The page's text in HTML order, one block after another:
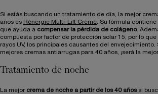
Si estás buscando un tratamiento de día, la mejor
años es Rénergie Multi-Lift Créme. Su fórmula
que ayuda a compensar la pérdida de colágeno.
compuesta por factor de protección solar 15, por lo
rayos UV, los principales causantes del envejecimiento.
mejores cremas antiarrugas para 40 años, ¡será la
Tratamiento de noche
La mejor crema de noche a partir de los 40 añossi